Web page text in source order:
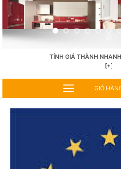
TÍNH GIÁ THÀNH
[+]
GIỎ